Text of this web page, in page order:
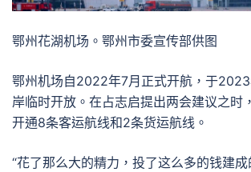
鄂州花湖机场。鄂州市委宣传部供图
鄂州机场自2022年7月正式开航，于2023
岸临时开放。在占志启提出两会建议之时
开通8条客运航线和2条货运航线。
“花了那么大的精力，投了这么多的钱建